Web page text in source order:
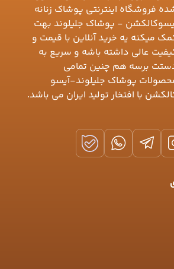
فروشگاه اینترنتی پوشاک زنانه
- پوشاک جلیلوند بهت
میکنه یه خرید آنلاین با قیمت و
عالی داشته باشه و سریع به
برسه هم چنین تمامی
پوشاک جلیلوند-آیسو
با افتخار تولید ایران می باشد.